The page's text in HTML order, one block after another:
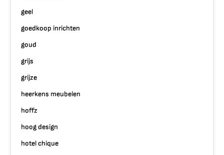
geel
goedkoop inrichten
goud
grijs
grijze
heerkens meubelen
hoffz
hoog design
hotel chique